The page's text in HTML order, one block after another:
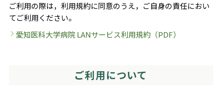
ご利用の際は，利用規約に同意のうえ，ご自身の責任におい
てご利用ください。
愛知医科大学病院 LANサービス利用規約（PDF）
ご利用について